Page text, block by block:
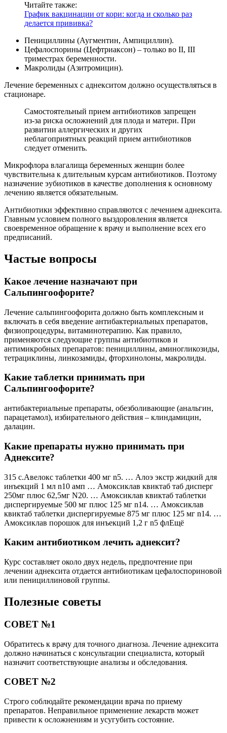
Читайте также:
График вакцинации от кори: когда и сколько раз
делается прививка?
Пенициллины (Аугментин, Ампициллин).
Цефалоспорины (Цефтриаксон) – только во II, III
триместрах беременности.
Макролиды (Азитромицин).
Лечение беременных с аднекситом должно осуществляться в
стационаре.
Самостоятельный прием антибиотиков запрещен
из-за риска осложнений для плода и матери. При
развитии аллергических и других
неблагоприятных реакций прием антибиотиков
следует отменить.
Микрофлора влагалища беременных женщин более
чувствительна к длительным курсам антибиотиков. Поэтому
назначение эубиотиков в качестве дополнения к основному
лечению является обязательным.
Антибиотики эффективно справляются с лечением аднексита.
Главным условием полного выздоровления является
своевременное обращение к врачу и выполнение всех его
предписаний.
Частые вопросы
Какое лечение назначают при
Сальпингоофорите?
Лечение сальпингоофорита должно быть комплексным и
включать в себя введение антибактериальных препаратов,
физиопроцедуры, витаминотерапию. Как правило,
применяются следующие группы антибиотиков и
антимикробных препаратов: пенициллины, аминогликозиды,
тетрациклины, линкозамиды, фторхинолоны, макролиды.
Какие таблетки принимать при
Сальпингоофорите?
антибактериальные препараты, обезболивающие (анальгин,
парацетамол), избирательного действия – клиндамицин,
далацин.
Какие препараты нужно принимать при
Аднексите?
315 c.Авелокс таблетки 400 мг n5. … Алоэ экстр жидкий для
инъекций 1 мл n10 амп … Амоксиклав квиктаб таб дисперг
250мг плюс 62,5мг N20. … Амоксиклав квиктаб таблетки
диспергируемые 500 мг плюс 125 мг n14. … Амоксиклав
квиктаб таблетки диспергируемые 875 мг плюс 125 мг n14. …
Амоксиклав порошок для инъекций 1,2 г n5 флЕщё
Каким антибиотиком лечить аднексит?
Курс составляет около двух недель, предпочтение при
лечении аднексита отдается антибиотикам цефалоспориновой
или пенициллиновой группы.
Полезные советы
СОВЕТ №1
Обратитесь к врачу для точного диагноза. Лечение аднексита
должно начинаться с консультации специалиста, который
назначит соответствующие анализы и обследования.
СОВЕТ №2
Строго соблюдайте рекомендации врача по приему
препаратов. Неправильное применение лекарств может
привести к осложнениям и усугубить состояние.